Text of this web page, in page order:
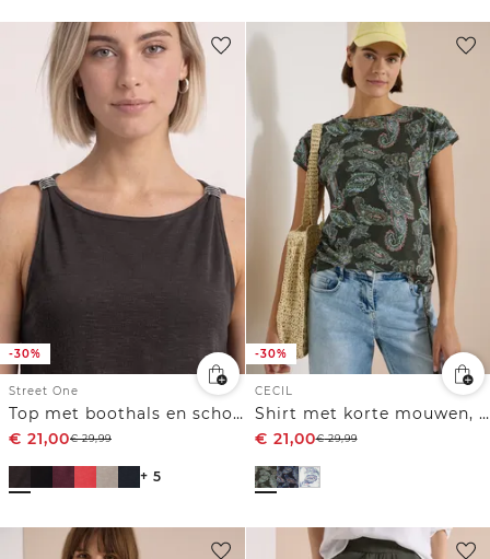
-30%
Street One
Top met boothals en schouderdetail
€ 21,00€29,99
+ 5
-30%
CECIL
Shirt met korte mouwen, boothals en rimpels
€ 21,00€29,99